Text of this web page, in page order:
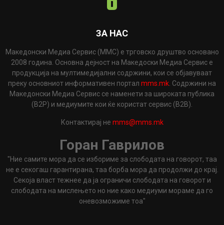
ЗА НАС
Македонски Медиа Сервис (ММС) е трговско друштво основано
2008 година. Основна дејност на Македоски Медиа Сервис е
продукција на мултимедијални содржини, кои се објавуваат
преку основниот информативен портал mms.mk . Содржини на
Македонски Медиа Сервис се наменети за широката публика
(B2P) и медиумите кои ќе користат сервис (B2B).
Контактирај не mms@mms.mk
Горан Гаврилов
"Ние самите мора да се избориме за слободата на говорот, таа
не е секогаш гарантирана, таа борба мора да продолжи до крај.
Секоја власт тежнее да ја ограничи слободата на говорот и
слободата на мислењето но ние како медиуми мораме да го
оневозможиме тоа"